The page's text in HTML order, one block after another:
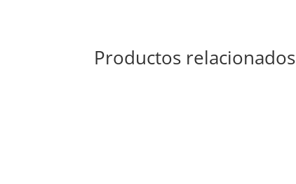
Productos relacionados